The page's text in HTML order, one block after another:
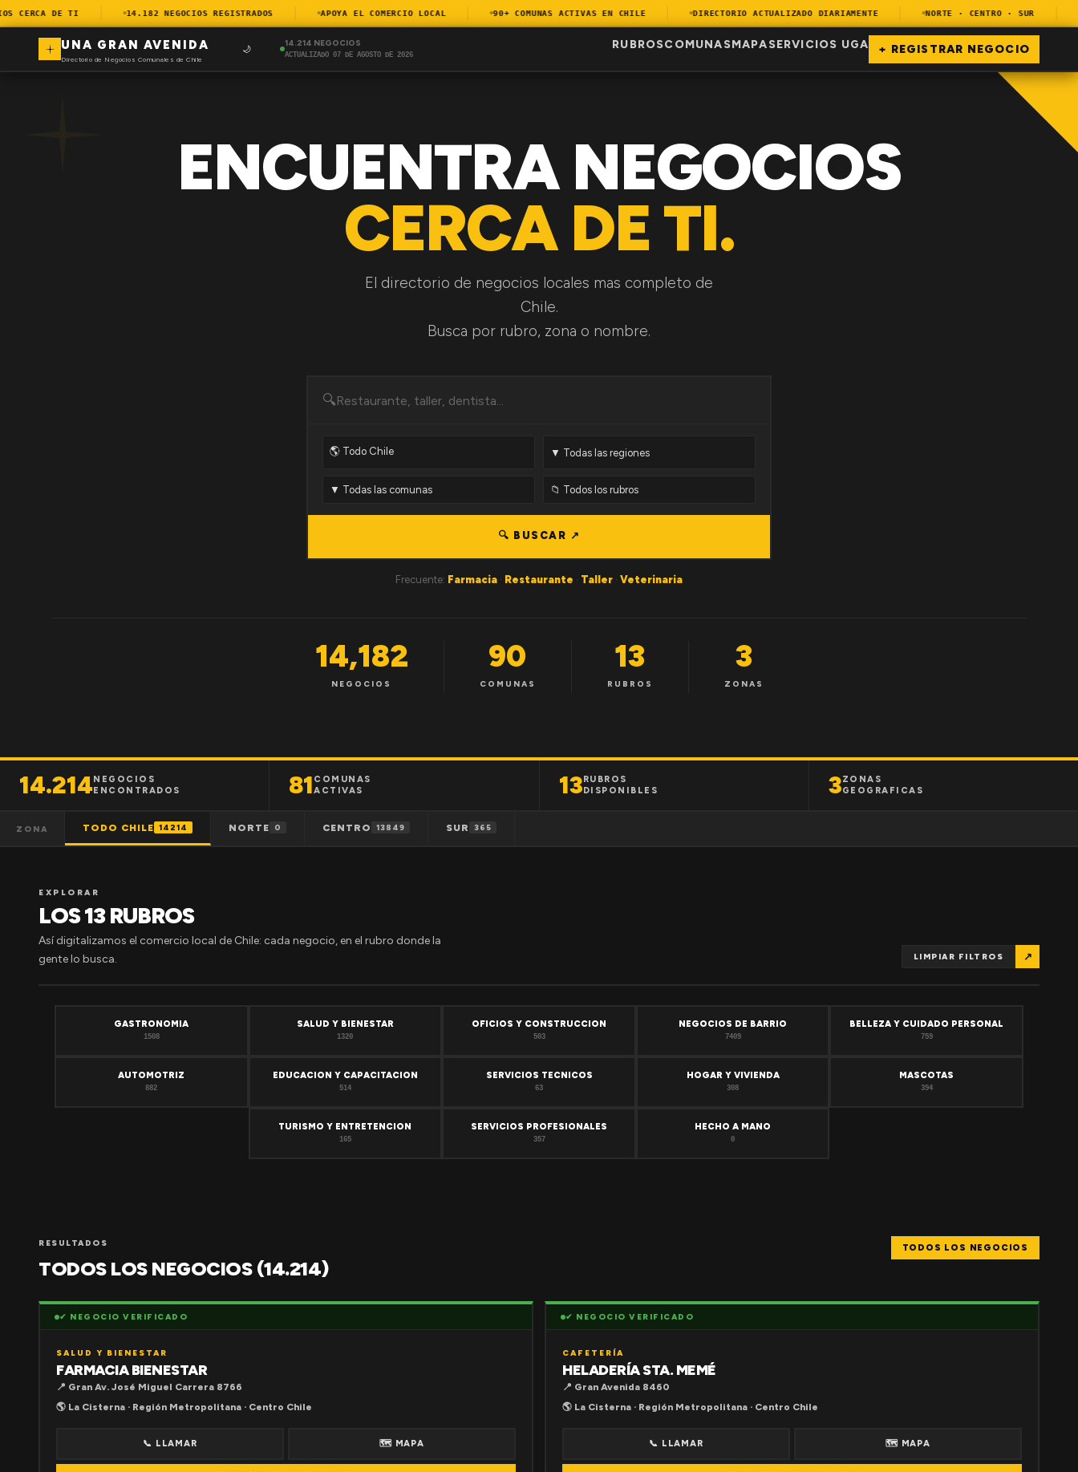
CERCA DE TI 14.182 NEGOCIOS REGISTRADOS APOYA EL COMERCIO LOCAL 90+ COMUNAS ACTIVAS EN CHILE DIRECTORIO ACTUALIZADO DIARIAMENTE NORTE · CENTRO · SUR
UNA GRAN AVENIDA
Directorio de Negocios Comunales de Chile
🌙
14.214 NEGOCIOS
ACTUALIZADO 07 DE AGOSTO DE 2026
RUBROSCOMUNASMAPASERVICIOS UGA + REGISTRAR NEGOCIO
ENCUENTRA NEGOCIOS
CERCA DE TI.
El directorio de negocios locales mas completo de
Chile.
Busca por rubro, zona o nombre.
🔍
🔍 BUSCAR ↗
Frecuente: Farmacia · Restaurante · Taller · Veterinaria
14,182
NEGOCIOS
90
COMUNAS
13
RUBROS
3
ZONAS
14.214NEGOCIOS
ENCONTRADOS
81COMUNAS
ACTIVAS
13RUBROS
DISPONIBLES
3ZONAS
GEOGRAFICAS
ZONA TODO CHILE 14214 NORTE 0 CENTRO 13849 SUR 365
EXPLORAR
LOS 13 RUBROS
Así digitalizamos el comercio local de Chile: cada negocio, en el rubro donde la
gente lo busca.
LIMPIAR FILTROS ↗
GASTRONOMIA
1508
SALUD Y BIENESTAR
1320
OFICIOS Y CONSTRUCCION
503
NEGOCIOS DE BARRIO
7409
BELLEZA Y CUIDADO PERSONAL
759
AUTOMOTRIZ
882
EDUCACION Y CAPACITACION
514
SERVICIOS TECNICOS
63
HOGAR Y VIVIENDA
308
MASCOTAS
394
TURISMO Y ENTRETENCION
165
SERVICIOS PROFESIONALES
357
HECHO A MANO
0
RESULTADOS
TODOS LOS NEGOCIOS (14.214)
TODOS LOS NEGOCIOS
✔ NEGOCIO VERIFICADO
SALUD Y BIENESTAR
FARMACIA BIENESTAR
📍 Gran Av. José Miguel Carrera 8766
🌎 La Cisterna · Región Metropolitana · Centro Chile
📞 LLAMAR 🗺 MAPA
✔ NEGOCIO VERIFICADO
CAFETERÍA
HELADERÍA STA. MEMÉ
📍 Gran Avenida 8460
🌎 La Cisterna · Región Metropolitana · Centro Chile
📞 LLAMAR 🗺 MAPA